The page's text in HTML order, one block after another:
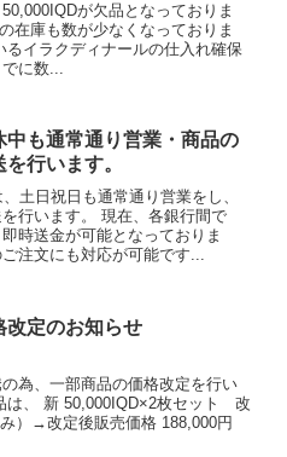
が欠品となっておりま
在庫も数が少なくなっておりま
イラクディナールの仕入れ確保
に数...
中も通常通り営業・商品の
を行います。
土日祝日も通常通り営業をし、
行います。 現在、各銀行間で
時送金が可能となっておりま
注文にも対応が可能です...
改定のお知らせ
為、一部商品の価格改定を行い
は、 新 50,000IQD×2枚セット 改
）→改定後販売価格 188,000円